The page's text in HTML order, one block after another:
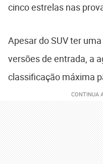
cinco estrelas nas
Apesar do SUV ter
versões de entrada, a
classificação máxima